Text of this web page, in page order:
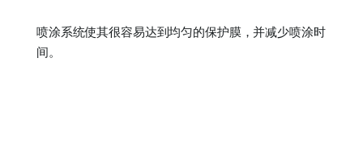
喷涂系统使其很容易达到均匀的保护膜，并减少喷涂时
间。